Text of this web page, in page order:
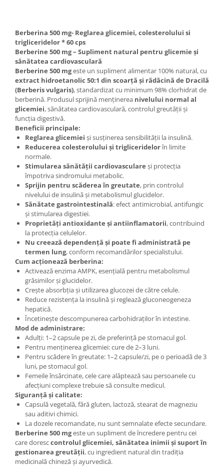
Berberina 500 mg- Reglarea glicemiei, colesterolului si
trigliceridelor * 60 cps
Berberine 500 mg – Supliment natural pentru glicemie și
sănătatea cardiovasculară
Berberine 500 mgeste un supliment alimentar 100% natural, cu
extract hidroetanolic 50:1 din scoarță și rădăcină de Dracilă
(Berberis vulgaris), standardizat cu minimum 98% clorhidrat de
berberină. Produsul sprijină menținerea nivelului normal al
glicemiei, sănătatea cardiovasculară, controlul greutății și
funcția digestivă.
Beneficii principale:
Reglarea glicemiei și susținerea sensibilității la insulină.
Reducerea colesterolului și trigliceridelorîn limite
normale.
Stimularea sănătății cardiovasculare și protecția
împotriva sindromului metabolic.
Sprijin pentru scăderea în greutate, prin controlul
nivelului de insulină și metabolismul glucidelor.
Sănătate gastrointestinală: efect antimicrobial, antifungic
și stimularea digestiei.
Proprietăți antioxidante și antiinflamatorii, contribuind
la protecția celulelor.
Nu creează dependență și poate fi administrată pe
termen lung, conform recomandărilor specialistului.
Cum acționează berberina:
Activează enzima AMPK, esențială pentru metabolismul
grăsimilor și glucidelor.
Crește absorbția și utilizarea glucozei de către celule.
Reduce rezistența la insulină și reglează gluconeogeneza
hepatică.
Încetinește descompunerea carbohidraților în intestine.
Mod de administrare:
Adulți: 1–2 capsule pe zi, de preferință pe stomacul gol.
Pentru menținerea glicemiei: cure de 2–3 luni.
Pentru scădere în greutate: 1–2 capsule/zi, pe o perioadă de 3
luni, pe stomacul gol.
Femeile însărcinate, cele care alăptează sau persoanele cu
afecțiuni complexe trebuie să consulte medicul.
Siguranță și calitate:
Capsulă vegetală, fără gluten, lactoză, stearat de magneziu
sau aditivi chimici.
La dozele recomandate, nu sunt semnalate efecte secundare.
Berberine 500 mgeste un supliment de încredere pentru cei
care doresccontrolul glicemiei, sănătatea inimii și suport în
gestionarea greutății, cu ingredient natural din tradiția
medicinală chineză și ayurvedică.